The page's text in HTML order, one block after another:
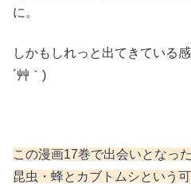
に。
しかもしれっと出てきている
´艸｀)
この漫画17巻で出会いとなっ
昆虫・蜂とカブトムシという